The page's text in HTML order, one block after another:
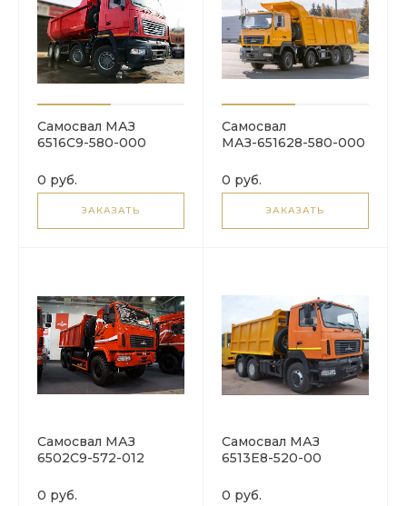
Самосвал МАЗ
6516C9-580-000
0 руб.
ЗАКАЗАТЬ
Cамосвал
МАЗ-651628-580-000
0 руб.
ЗАКАЗАТЬ
Самосвал МАЗ
6502С9-572-012
0 руб.
Самосвал МАЗ
6513E8-520-00
0 руб.